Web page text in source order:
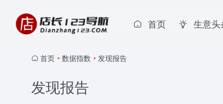
首页 生意头
首页 • 数据指数 • 发现报告
发现报告